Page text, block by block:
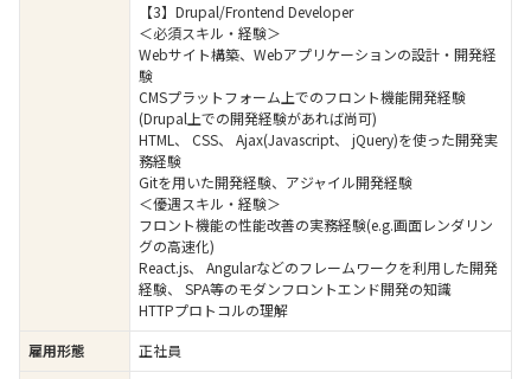
【3】Drupal/Frontend Developer
＜必須スキル・経験＞
Webサイト構築、Webアプリケーションの設計・開発経
験
CMSプラットフォーム上でのフロント機能開発経験
(Drupal上での開発経験があれば尚可)
HTML、 CSS、 Ajax(Javascript、 jQuery)を使った開発実
務経験
Gitを用いた開発経験、アジャイル開発経験
＜優遇スキル・経験＞
フロント機能の性能改善の実務経験(e.g.画面レンダリン
グの高速化)
React.js、 Angularなどのフレームワークを利用した開発
経験、 SPA等のモダンフロントエンド開発の知識
HTTPプロトコルの理解
雇用形態
正社員